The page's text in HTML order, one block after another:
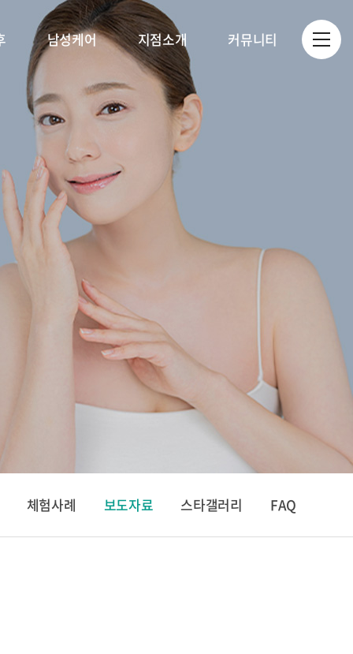
남성케어 지점소개 커뮤니티
체험사례 보도자료 스타갤러리 FAQ